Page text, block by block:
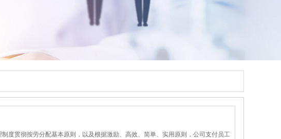
度贯彻按劳分配基本原则，以及根据激励、高效、简单、实用原则，公司支付员工